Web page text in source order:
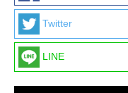
Twitter
LINE